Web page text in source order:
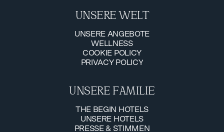
UNSERE WELT
UNSERE ANGEBOTE
UNSERE ANGEBOTE
WELLNESS
WELLNESS
COOKIE POLICY
COOKIE POLICY
PRIVACY POLICY
UNSERE FAMILIE
THE BEGIN HOTELS
THE BEGIN HOTELS
UNSERE HOTELS
UNSERE HOTELS
PRESSE & STIMMEN